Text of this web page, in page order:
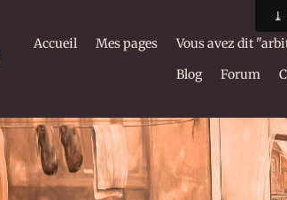
Accueil Mes pages Vous avez dit
Blog
Forum